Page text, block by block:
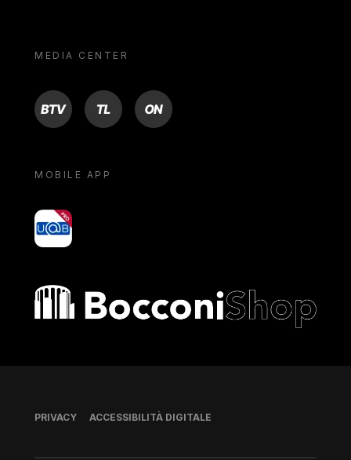
MEDIA CENTER
BTV TL ON
MOBILE APP
yoU@B
Bocconi shop
Piè di pagina
PRIVACY ACCESSIBILITÀ DIGITALE